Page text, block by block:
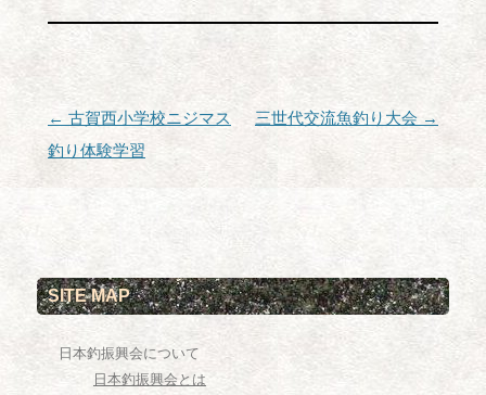
投
稿
ゲ
ー
シ
ョ
ン
← 古賀西小学校ニジマス
釣り体験学習
三世代交流魚釣り大会 →
SITE MAP
日本釣振興会について
日本釣振興会とは